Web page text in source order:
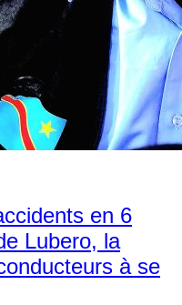
en 6
Lubero, la
à se